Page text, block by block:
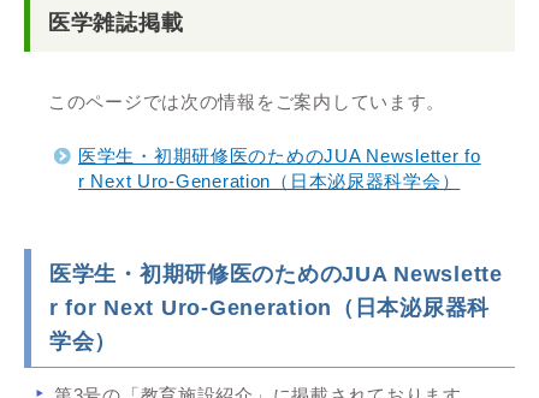
医学雑誌掲載
このページでは次の情報をご案内しています。
医学生・初期研修医のためのJUA Newsletter fo
r Next Uro-Generation（日本泌尿器科学会）
医学生・初期研修医のためのJUA Newslette
r for Next Uro-Generation（日本泌尿器科
学会）